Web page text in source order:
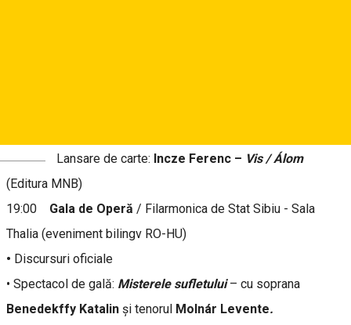
Lansare de carte: Incze Ferenc – Vis / Álom
(Editura MNB)
19:00 Gala de Operă / Filarmonica de Stat Sibiu - Sala
Thalia (eveniment bilingv RO-HU)
• Discursuri oficiale
• Spectacol de gală: Misterele sufletului– cu soprana
Benedekffy Katalin și tenorul Molnár Levente.